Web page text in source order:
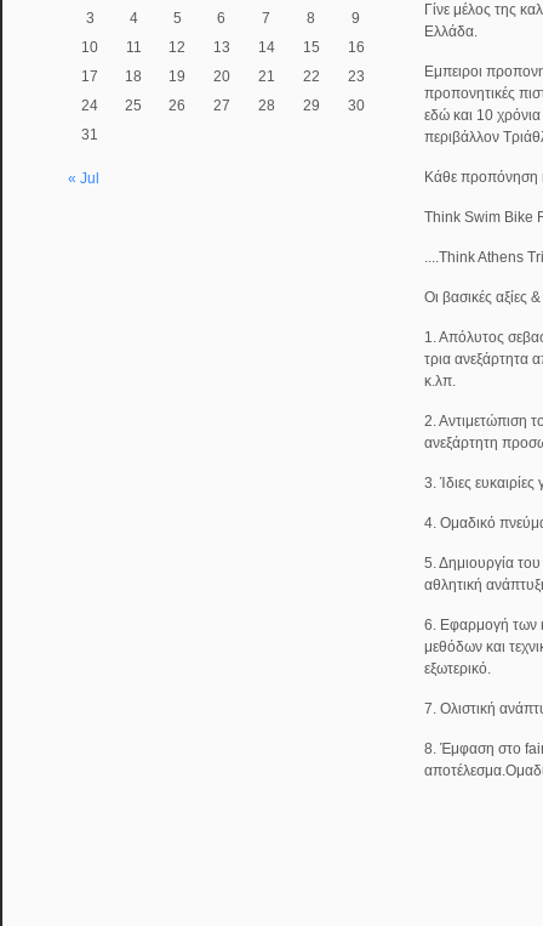
3
4 5 6 7 8
9
10
11 12 13 14 15
16
17
18 19 20 21 22
23
24
25 26 27 28 29
30
31
« Jul
Γίνε μέλος της
Ελλάδα.
Εμπειροι
προπονητικές
εδώ και 10
περιβάλλον
Κάθε προπόνηση
Think Swim Bike
....Think Athens
Οι βασικές αξίες
1. Απόλυτος
τρια ανεξάρτητα
κ.λπ.
2. Αντιμετώπιση
ανεξάρτητη
3. Ίδιες
4. Ομαδικό
5. Δημιουργία
αθλητική
6. Εφαρμογή των
μεθόδων και
εξωτερικό.
7. Ολιστική
8. Έμφαση στο fair